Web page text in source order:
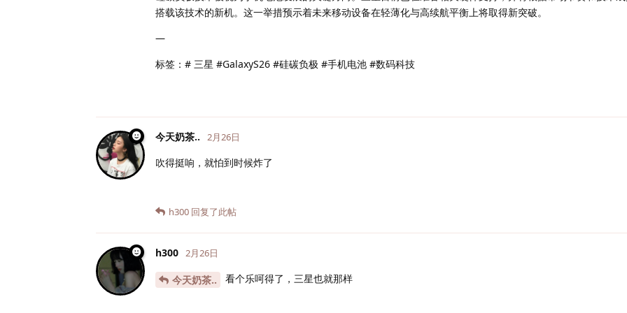
搭载该技术的新机。这一举措预示着未来移动设备在轻薄化与高续航平衡上将取得新突破。
—
标签：# 三星 #GalaxyS26 #硅碳负极 #手机电池 #数码科技
今天奶茶.. 2月26日
吹得挺响，就怕到时候炸了
h300 回复了此帖
h300 2月26日
今天奶茶.. 看个乐呵得了，三星也就那样